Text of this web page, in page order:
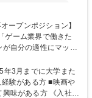
り
第二新卒歓迎
自分の適性にマッチ
ラエンジニアな
ど）等から、面接で
ます。ゲームやエン
年3月までに大学また
験がある方 ■映画や
る方 《入社実